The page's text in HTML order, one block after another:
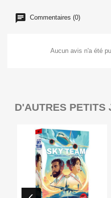
Commentaires (0)
Aucun avis n'a été
D'AUTRES PETITS